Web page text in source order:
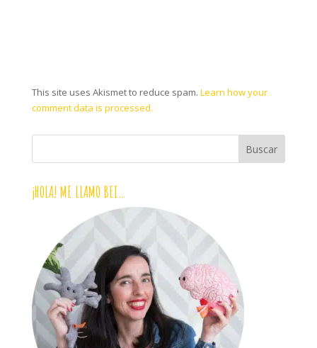
This site uses Akismet to reduce spam. Learn how your
comment data is processed.
¡HOLA! ME LLAMO BEI…